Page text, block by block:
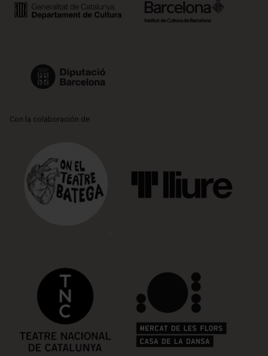
Con la colaboración de: